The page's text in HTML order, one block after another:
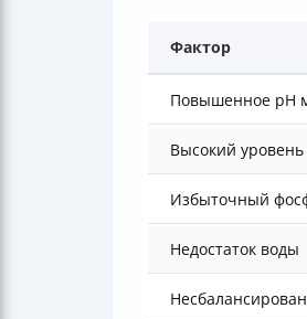
Фактор
Повышенное рН
Высокий
Избыточный
Недостаток воды